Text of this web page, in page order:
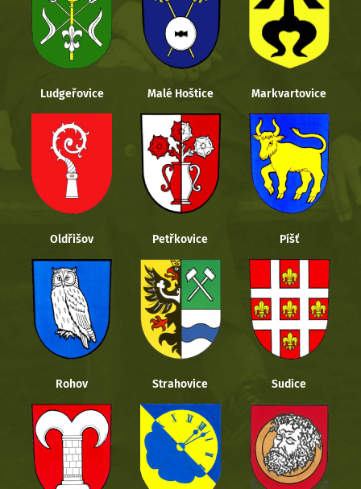
Ludgeřovice Malé Hoštice Markvartovice
Oldřišov Petřkovice Píšť
Rohov Strahovice Sudice